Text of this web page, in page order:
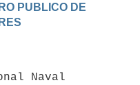
PUBLICO DE